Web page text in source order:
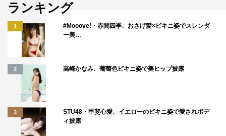
『火曜は全力！華大さんと千鳥くん』
フジテレビ系
2023年2月28日（火）午後10時～10時54分
MC：博多華丸・大吉（博多華丸、博多大吉）、千鳥（大
悟、ノブ）
準レギュラー：かまいたち（山内健司、濱家隆一）
ゲスト：齊藤京子（日向坂46）、佐々木久美（日向坂
46）、ダイアン（ユースケ、津田篤宏）
ランキング
1
#Mooove!・赤間四季、おさげ髪×ビキニ姿でスレンダ
ー美…
2 高崎かなみ、葡萄色ビキニ姿で美ヒップ披露
3
STU48・甲斐心愛、イエローのビキニ姿で愛されボデ
ィ披露